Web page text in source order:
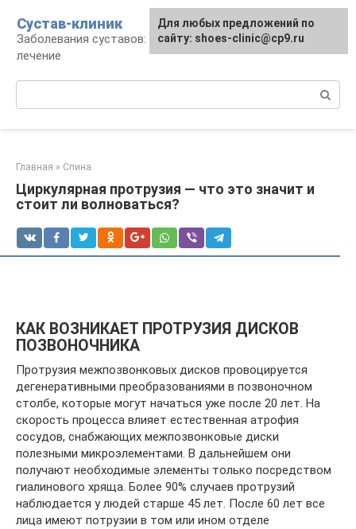
контенту
Сустав-клиник
Заболевания суставов: профилактика и
лечение
Главная » Спина
Циркулярная протрузия — что это значит и
стоит ли волноваться?
КАК ВОЗНИКАЕТ ПРОТРУЗИЯ ДИСКОВ
ПОЗВОНОЧНИКА
Протрузия межпозвонковых дисков провоцируется
дегенеративными преобразованиями в позвоночном
столбе, которые могут начаться уже после 20 лет. На
скорость процесса влияет естественная атрофия
сосудов, снабжающих межпозвонковые диски
полезными микроэлементами. В дальнейшем они
получают необходимые элементы только посредством
гиалинового хряща. Более 90% случаев протрузий
наблюдается у людей старше 45 лет. После 60 лет все
лица имеют потрузии в том или ином отделе
Для любых предложений по
сайту: shoes-clinic@cp9.ru